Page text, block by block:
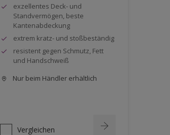
exzellentes Deck- und
Standvermögen, beste
Kantenabdeckung
extrem kratz- und stoßbeständig
resistent gegen Schmutz, Fett
und Handschweiß
Nur beim Händler erhältlich
Vergleichen